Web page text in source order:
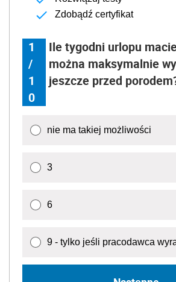
Zdobądź certyfikat
1
/
1
0
Ile tygodni urlopu
można maksymalnie
jeszcze przed
nie ma takiej możliwości
3
6
9 - tylko jeśli pracodawca